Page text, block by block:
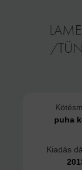
/
puha
Kiadás